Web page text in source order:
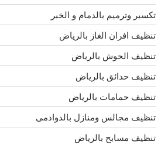
تكسير وترميم بالدمام و الخبر
تنظيف افران الغاز بالرياض
تنظيف الحوش بالرياض
تنظيف حدائق بالرياض
تنظيف حمامات بالرياض
تنظيف مجالس ومنازل بالدوادمى
تنظيف مسابح بالرياض